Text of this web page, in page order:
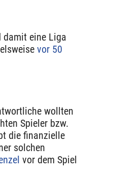
damit eine Liga
vor 50
wollten
Spieler bzw.
die finanzielle
solchen
vor dem Spiel